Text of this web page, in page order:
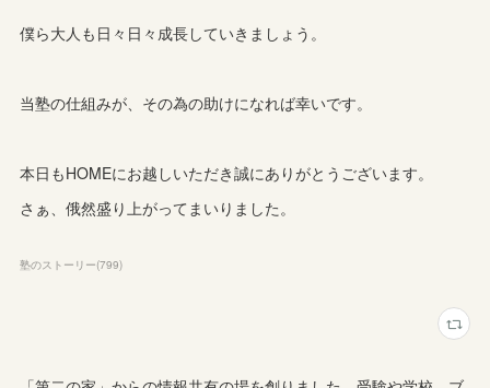
僕ら大人も日々日々成長していきましょう。
当塾の仕組みが、その為の助けになれば幸いです。
本日もHOMEにお越しいただき誠にありがとうございます。
さぁ、俄然盛り上がってまいりました。
塾のストーリー(799)